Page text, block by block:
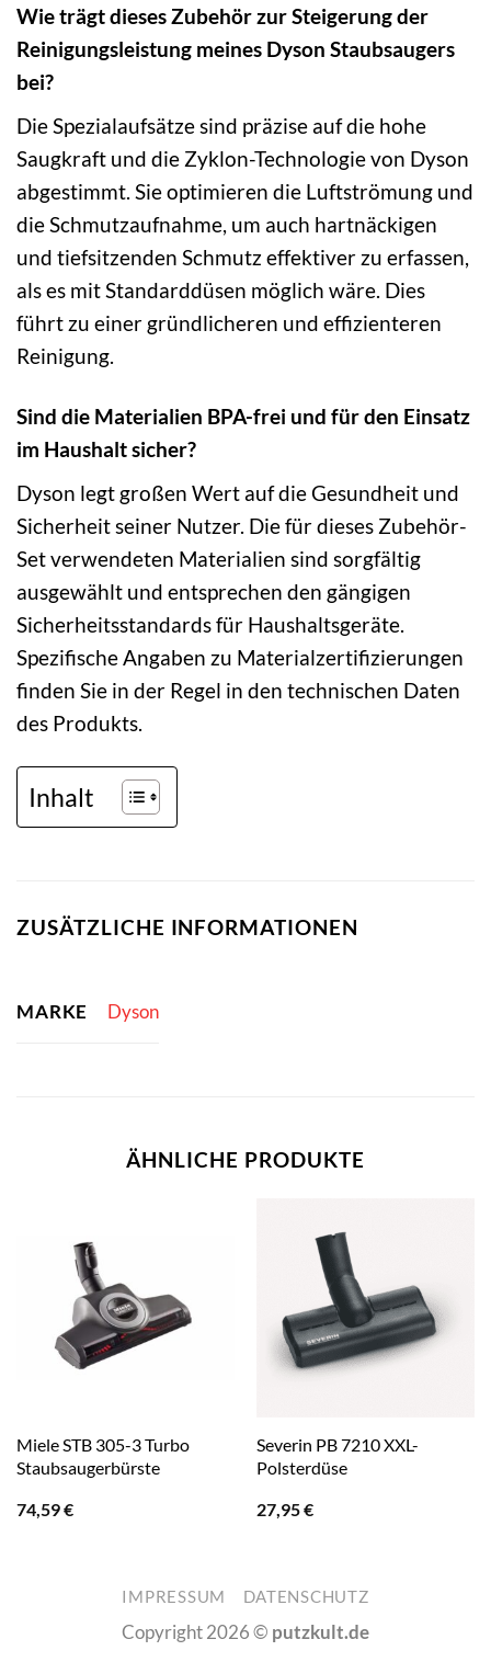
Wie trägt dieses Zubehör zur Steigerung der
Reinigungsleistung meines Dyson Staubsaugers
bei?
Die Spezialaufsätze sind präzise auf die hohe
Saugkraft und die Zyklon-Technologie von Dyson
abgestimmt. Sie optimieren die Luftströmung und
die Schmutzaufnahme, um auch hartnäckigen
und tiefsitzenden Schmutz effektiver zu erfassen,
als es mit Standarddüsen möglich wäre. Dies
führt zu einer gründlicheren und effizienteren
Reinigung.
Sind die Materialien BPA-frei und für den Einsatz
im Haushalt sicher?
Dyson legt großen Wert auf die Gesundheit und
Sicherheit seiner Nutzer. Die für dieses Zubehör-
Set verwendeten Materialien sind sorgfältig
ausgewählt und entsprechen den gängigen
Sicherheitsstandards für Haushaltsgeräte.
Spezifische Angaben zu Materialzertifizierungen
finden Sie in der Regel in den technischen Daten
des Produkts.
Inhalt
ZUSÄTZLICHE INFORMATIONEN
MARKE Dyson
ÄHNLICHE PRODUKTE
Miele STB 305-3 Turbo
Staubsaugerbürste
74,59€
Severin PB 7210 XXL-
Polsterdüse
27,95€
IMPRESSUM DATENSCHUTZ
Copyright 2026 © putzkult.de